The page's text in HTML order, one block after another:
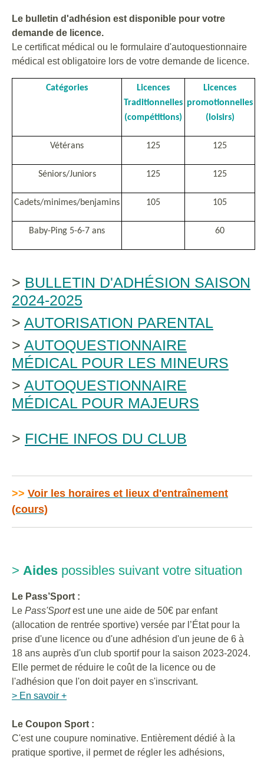
Le bulletin d'adhésion est disponible pour votre
demande de licence.
Le certificat médical ou le formulaire d'autoquestionnaire
médical est obligatoire lors de votre demande de licence.
Catégories
Licences
Traditionnelles
(compétitions)
Licences
promotionnelles
(loisirs)
Vétérans 125 125
Séniors/Juniors 125 125
Cadets/minimes/benjamins 105 105
Baby-Ping 5-6-7 ans 60
> BULLETIN D'ADHÉSION SAISON
2024-2025
> AUTORISATION PARENTAL
> AUTOQUESTIONNAIRE
MÉDICAL POUR LES MINEURS
> AUTOQUESTIONNAIRE
MÉDICAL POUR MAJEURS
> FICHE INFOS DU CLUB
>> Voir les horaires et lieux d'entraînement
(cours)
> Aides possibles suivant votre situation
Le Pass’Sport :
Le Pass'Sportest une une aide de 50€ par enfant
(allocation de rentrée sportive) versée par l’État pour la
prise d'une licence ou d'une adhésion d'un jeune de 6 à
18 ans auprès d'un club sportif pour la saison 2023-2024.
Elle permet de réduire le coût de la licence ou de
l'adhésion que l'on doit payer en s'inscrivant.
> En savoir +
Le Coupon Sport :
C'est une coupure nominative. Entièrement dédié à la
pratique sportive, il permet de régler les adhésions,